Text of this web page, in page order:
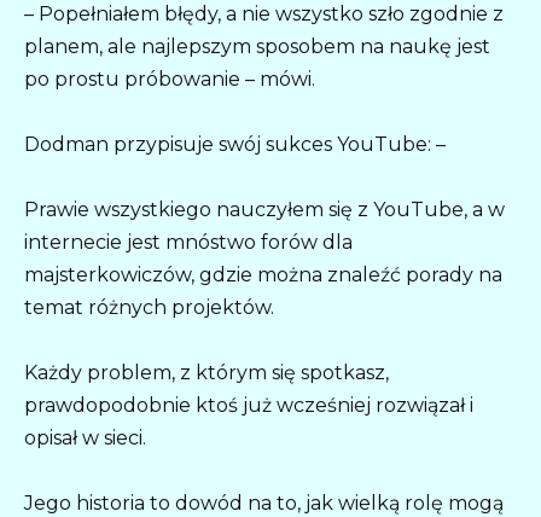
– Popełniałem błędy, a nie wszystko szło zgodnie z
planem, ale najlepszym sposobem na naukę jest
po prostu próbowanie – mówi.
Dodman przypisuje swój sukces YouTube: –
Prawie wszystkiego nauczyłem się z YouTube, a w
internecie jest mnóstwo forów dla
majsterkowiczów, gdzie można znaleźć porady na
temat różnych projektów.
Każdy problem, z którym się spotkasz,
prawdopodobnie ktoś już wcześniej rozwiązał i
opisał w sieci.
Jego historia to dowód na to, jak wielką rolę mogą